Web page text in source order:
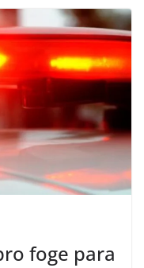
foge para